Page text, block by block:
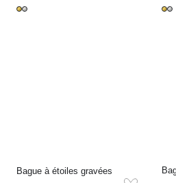
Bague à étoiles gravées